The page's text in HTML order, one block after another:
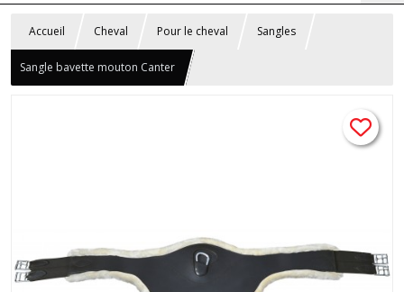
Accueil Cheval Pour le cheval Sangles
Sangle bavette mouton Canter